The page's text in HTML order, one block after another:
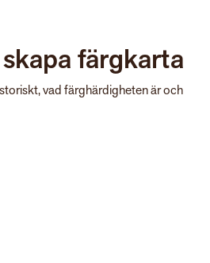
färgkarta
vad färghärdigheten är och